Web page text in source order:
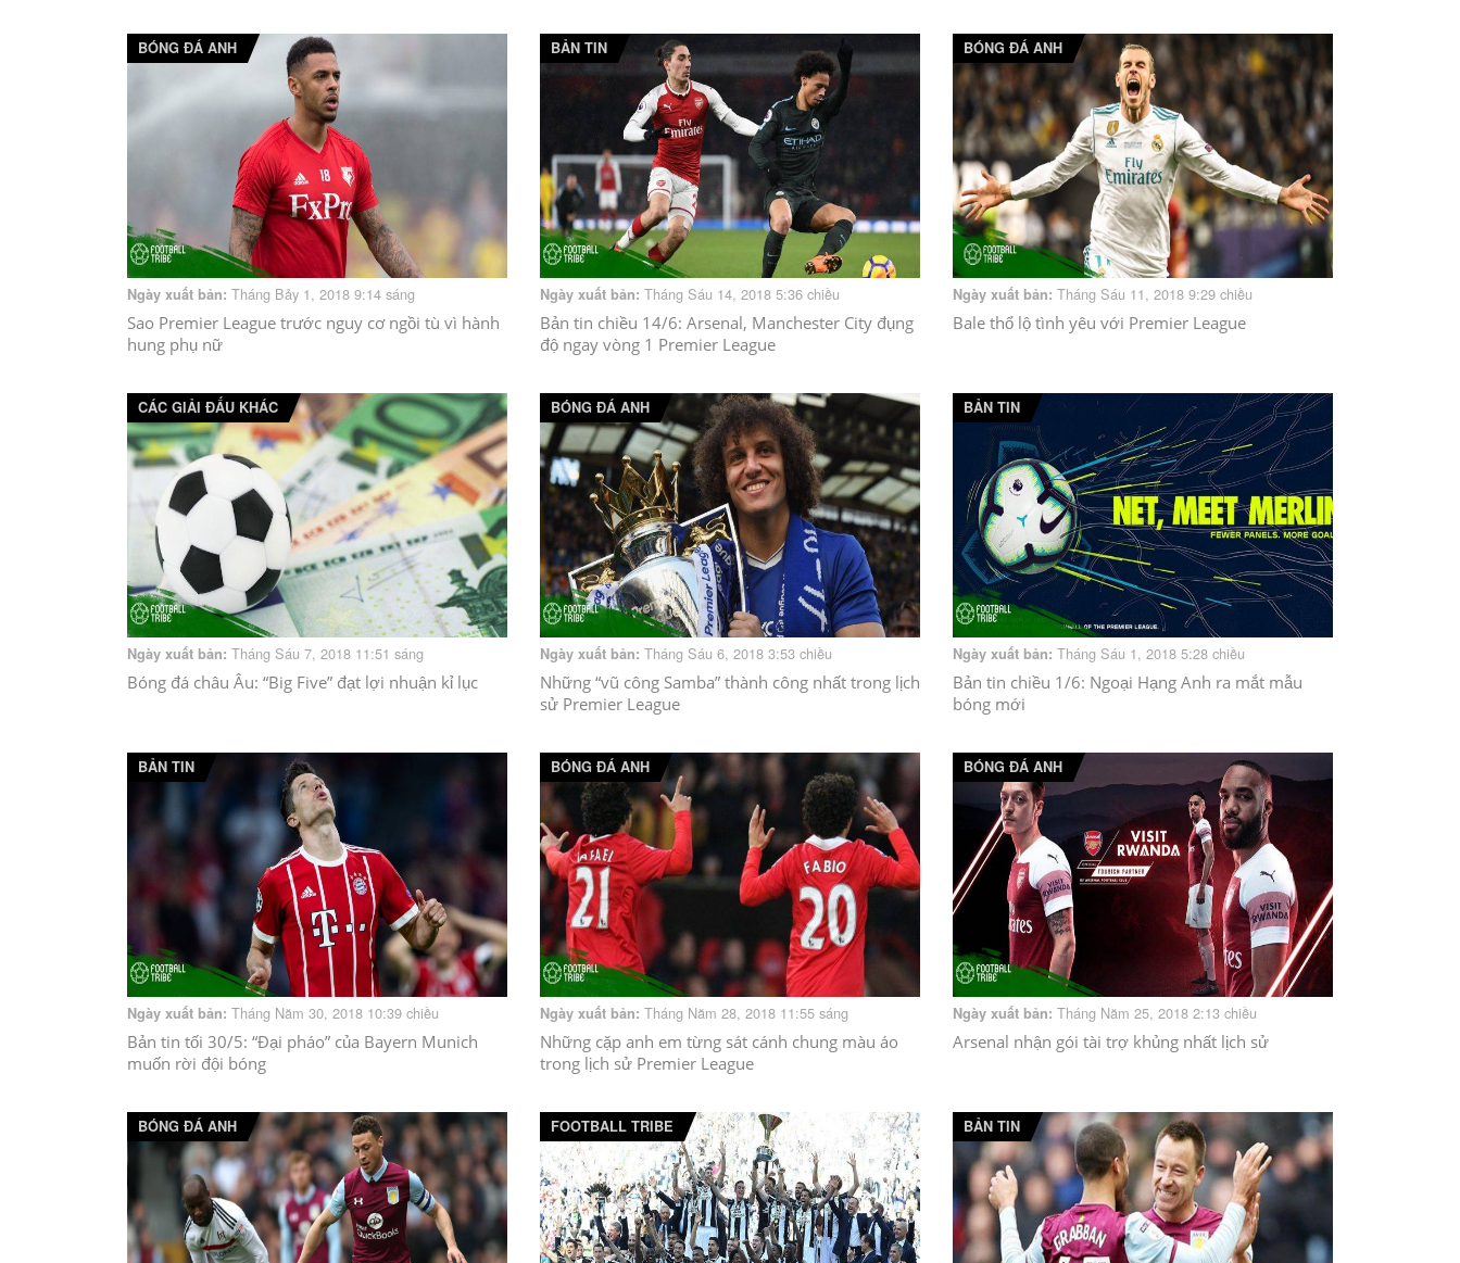
BÓNG ĐÁ ANH
Ngày xuất bản: Tháng Bảy 1, 2018 9:14 sáng
Sao Premier League trước nguy cơ ngồi tù vì hành
hung phụ nữ
BẢN TIN
Ngày xuất bản: Tháng Sáu 14, 2018 5:36 chiều
Bản tin chiều 14/6: Arsenal, Manchester City đụng
độ ngay vòng 1 Premier League
BÓNG ĐÁ ANH
Ngày xuất bản: Tháng Sáu 11, 2018 9:29 chiều
Bale thổ lộ tình yêu với Premier League
CÁC GIẢI ĐẤU KHÁC
Ngày xuất bản: Tháng Sáu 7, 2018 11:51 sáng
Bóng đá châu Âu: “Big Five” đạt lợi nhuận kỉ lục
BÓNG ĐÁ ANH
Ngày xuất bản: Tháng Sáu 6, 2018 3:53 chiều
Những “vũ công Samba” thành công nhất trong lịch
sử Premier League
BẢN TIN
Ngày xuất bản: Tháng Sáu 1, 2018 5:28 chiều
Bản tin chiều 1/6: Ngoại Hạng Anh ra mắt mẫu
bóng mới
BẢN TIN
Ngày xuất bản: Tháng Năm 30, 2018 10:39 chiều
Bản tin tối 30/5: “Đại pháo” của Bayern Munich
muốn rời đội bóng
BÓNG ĐÁ ANH
Ngày xuất bản: Tháng Năm 28, 2018 11:55 sáng
Những cặp anh em từng sát cánh chung màu áo
trong lịch sử Premier League
BÓNG ĐÁ ANH
Ngày xuất bản: Tháng Năm 25, 2018 2:13 chiều
Arsenal nhận gói tài trợ khủng nhất lịch sử
BÓNG ĐÁ ANH FOOTBALL TRIBE BẢN TIN